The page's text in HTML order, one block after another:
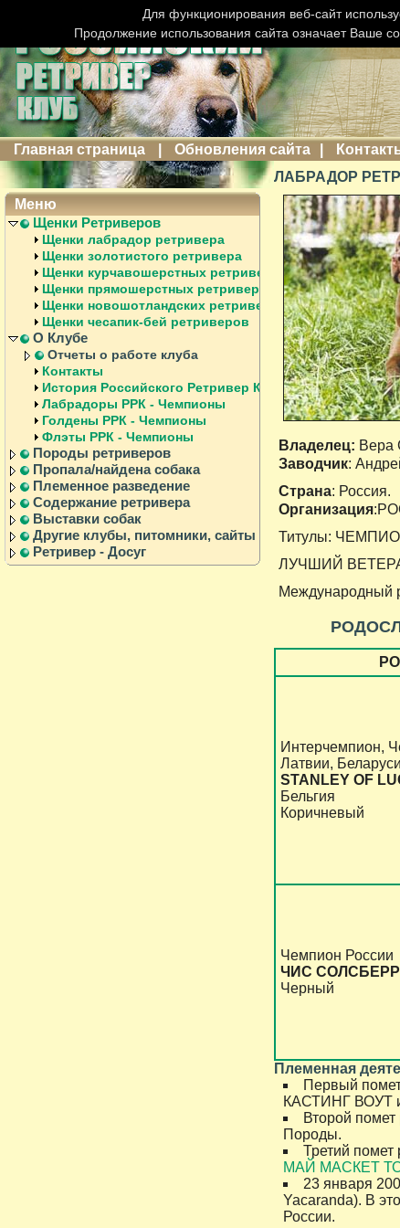
Главная страница Обновления сайта
ЛАБРАДОР
Владелец: Вера
Заводчик:
Страна: Россия.
Организация
Титулы:
ЛУЧШИЙ
Международный
Интерчемпион,
Латвии, Беларуси
STANLEY OF
Бельгия
Коричневый
Чемпион России
ЧИС
Черный
Племенная
Первый
КАСТИНГ ВОУТ
Второй помет
Породы.
Третий помет
МАЙ МАСКЕТ
23 января
Yacaranda). В
России.
Меню
Щенки Ретриверов
Щенки лабрадор ретривера
Щенки золотистого ретривера
Щенки курчавошерстных ретриверов
Щенки прямошерстных ретриверов
Щенки новошотландских ретриверов
Щенки чесапик-бей ретриверов
О Клубе
Отчеты о работе клуба
Контакты
История Российского Ретривер Клуба
Лабрадоры РРК - Чемпионы
Голдены РРК - Чемпионы
Флэты РРК - Чемпионы
Породы ретриверов
Пропала/найдена собака
Племенное разведение
Содержание ретривера
Выставки собак
Другие клубы, питомники, сайты
Ретривер - Досуг
Для функционирования веб-сайт
Продолжение использования сайта означает Ваше